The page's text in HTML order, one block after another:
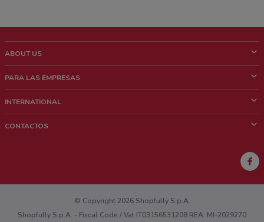
ABOUT US
¿Quiénes Somos?
Trabaja con nosotros
PARA LAS EMPRESAS
Contacto comercial
INTERNATIONAL
CONTACTOS
¿Encontraste un problema en la web o en la aplicación?
© Copyright 2026 Shopfully S.p.A.
Shopfully S.p.A. - Fiscal Code / Vat IT03156531208 REA: MI-2029270